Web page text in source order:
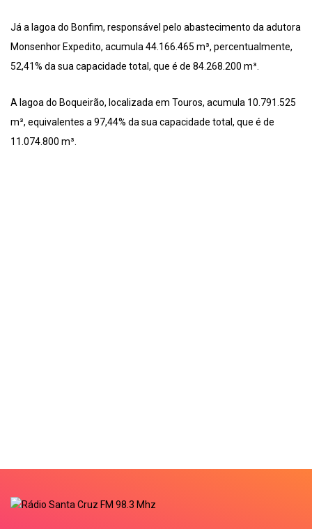
Já a lagoa do Bonfim, responsável pelo abastecimento da adutora
Monsenhor Expedito, acumula 44.166.465 m³, percentualmente,
52,41% da sua capacidade total, que é de 84.268.200 m³.
A lagoa do Boqueirão, localizada em Touros, acumula 10.791.525
m³, equivalentes a 97,44% da sua capacidade total, que é de
11.074.800 m³.